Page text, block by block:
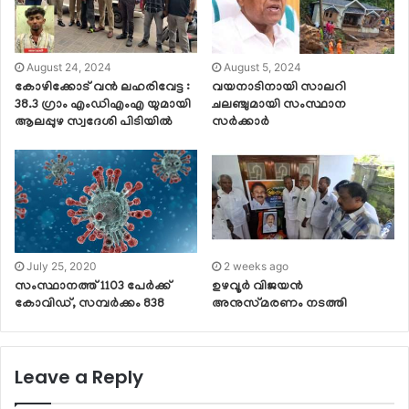
August 24, 2024
കോഴിക്കോട് വൻ ലഹരിവേട്ട :
38.3 ഗ്രാം എംഡിഎംഎ യുമായി
ആലപ്പുഴ സ്വദേശി പിടിയിൽ
August 5, 2024
വയനാടിനായി സാലറി
ചലഞ്ചുമായി സംസ്ഥാന
സര്‍ക്കാര്‍
July 25, 2020
സംസ്ഥാനത്ത് 1103 പേര്‍ക്ക്
കോവിഡ്, സമ്പര്‍ക്കം 838
2 weeks ago
ഉഴവൂർ വിജയൻ
അനുസ്‌മരണം നടത്തി
Leave a Reply